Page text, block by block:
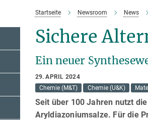
Startseite Newsroom News
Sichere
Ein neuer
29. APRIL 2024
Chemie (M&T)
Chemie (U&K)
Seit über 100 Jahren nutzt
Aryldiazoniumsalze. Für die